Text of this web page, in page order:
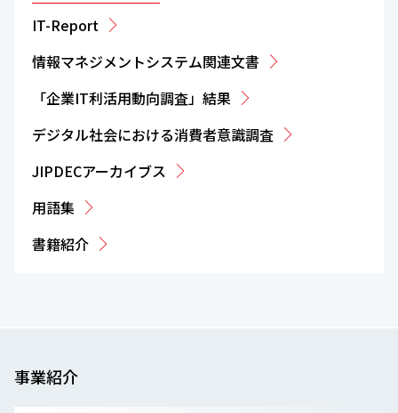
IT-Report
情報マネジメントシステム関連文書
「企業IT利活用動向調査」結果
デジタル社会における消費者意識調査
JIPDECアーカイブス
用語集
書籍紹介
事業紹介